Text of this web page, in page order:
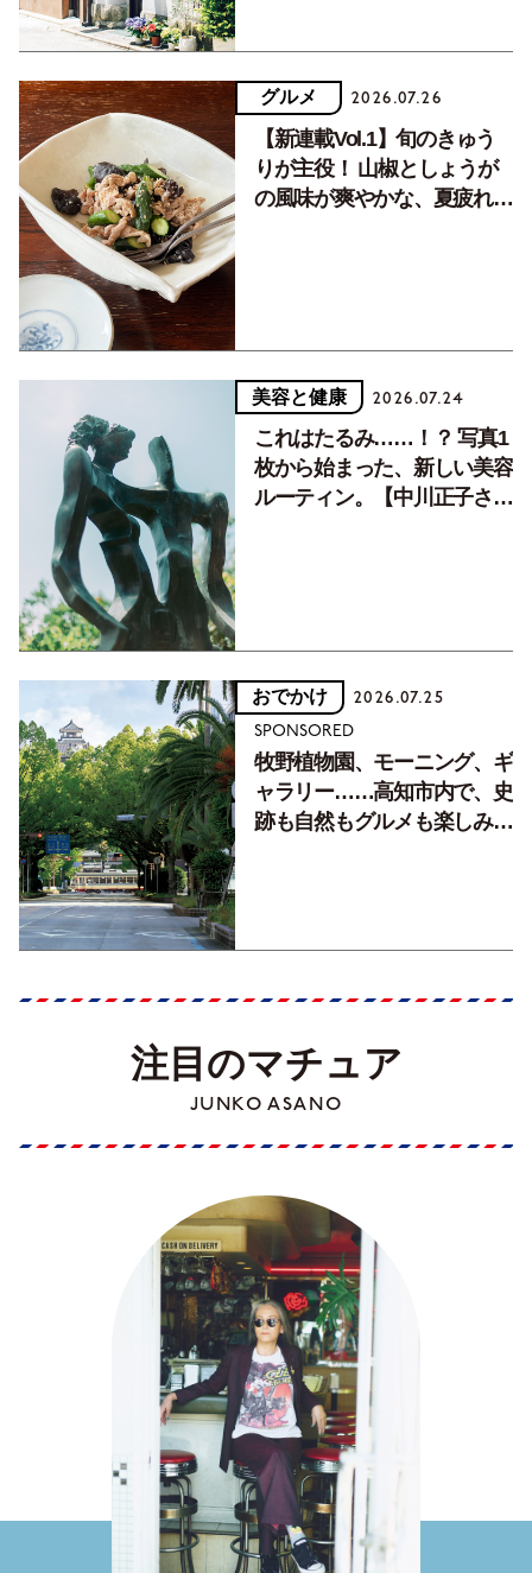
グルメ 2026.07.26
【新連載Vol.1】旬のきゅう
りが主役！ 山椒としょうが
の風味が爽やかな、夏疲れを
美容と健康 2026.07.24
これはたるみ……！？ 写真1
枚から始まった、新しい美容
ルーティン。【中川正子さん
おでかけ 2026.07.25
SPONSORED
牧野植物園、モーニング、ギ
ャラリー……高知市内で、史
跡も自然もグルメも楽しみ尽
注目のマチュア
JUNKO ASANO